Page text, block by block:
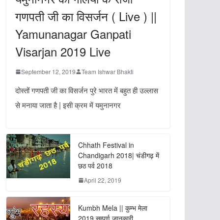
गणपती जी का विसर्जन ( Live ) ||
Yamunanagar Ganpati
Visarjan 2019 Live
September 12, 2019 Team Ishwar Bhakti
दोस्तों गणपती जी का विसर्जन पुरे भारत में बहुत ही उल्लास
से मनाया जाता है | इसी क्रम में यमुनानगर
Chhath Festival in
Chandigarh 2018| चंडीगढ़ में
छठ पर्व 2018
April 22, 2019
Kumbh Mela || कुम्भ मेला